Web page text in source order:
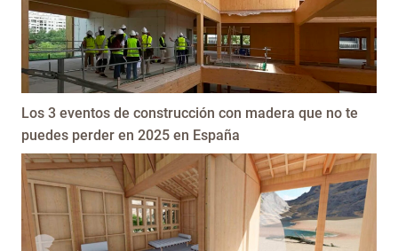
Los 3 eventos de construcción con madera que no te
puedes perder en 2025 en España